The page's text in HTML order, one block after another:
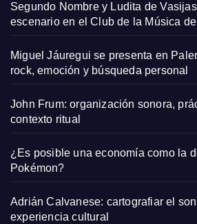
Segundo Nombre y Ludita de
escenario en el Club de la Música
Miguel Jáuregui se presenta en
rock, emoción y búsqueda personal
John Frum: organización sonora,
contexto ritual
¿Es posible una economía como la
Pokémon?
Adrián Calvanese: cartografiar el
experiencia cultural